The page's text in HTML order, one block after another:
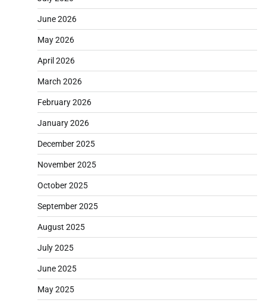
June 2026
May 2026
April 2026
March 2026
February 2026
January 2026
December 2025
November 2025
October 2025
September 2025
August 2025
July 2025
June 2025
May 2025